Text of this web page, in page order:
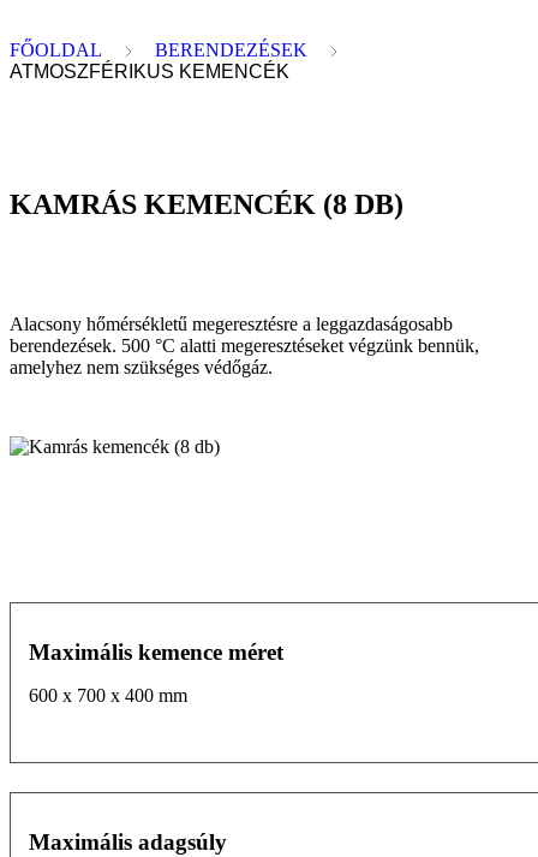
FŐOLDAL
BERENDEZÉSEK
ATMOSZFÉRIKUS KEMENCÉK
KAMRÁS KEMENCÉK (8 DB)
Alacsony hőmérsékletű megeresztésre a leggazdaságosabb
berendezések. 500 °C alatti megeresztéseket végzünk bennük,
amelyhez nem szükséges védőgáz.
Maximális kemence méret
600 x 700 x 400 mm
Maximális adagsúly